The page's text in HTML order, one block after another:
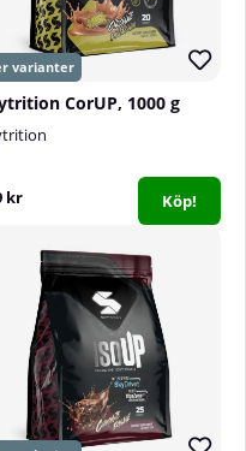
CorUP, 1000 g
kr Köp!